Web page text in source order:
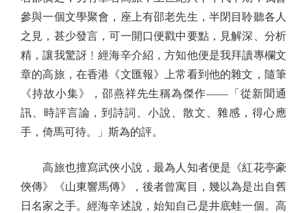
參與一個文學聚會，座上有邵老先生，半閉目聆聽各人
之見，甚少發言，可一開口便戳中要點，見解深、分析
精，讓我驚訝﹗經海辛介紹，方知他便是我拜讀專欄文
章的高旅，在香港《文匯報》上常看到他的雜文，隨筆
《持故小集》，邵燕祥先生稱為傑作——「從新聞通
訊、時評言論，到詩詞、小說、散文、雜感，得心應
手，倚馬可待。」斯為的評。
高旅也擅寫武俠小說，最為人知者便是《紅花亭豪
俠傳》《山東響馬傳》，後者曾寓目，幾以為是出自舊
日名家之手。經海辛述說，始知自己是井底蛙一個。高